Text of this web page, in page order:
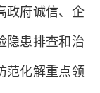
政府诚信、企
隐患排查和治
范化解重点领